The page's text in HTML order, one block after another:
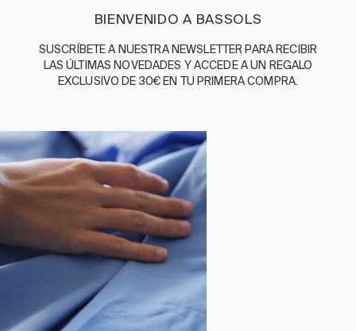
Seleccionar tamaño
NUESTRA HISTORIA
SOMOS SOSTENIBLES
BASSOLS BUSINESS
POLÍTICA DE
PRIVACIDAD
POLÍTICA
DE
COOKIES
SÍGUENOS
BIENVENIDO A BASSOLS
SUSCRÍBETE A NUESTRA NEWSLETTER PARA RECIBIR
LAS ÚLTIMAS NOVEDADES Y ACCEDE A UN REGALO
EXCLUSIVO DE 30€ EN TU PRIMERA COMPRA.